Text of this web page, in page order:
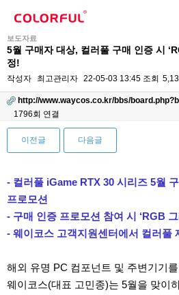
보도자료
5월 구매자 대상, 컬러풀 구매 인증 시
정!
작성자 최고관리자 22-05-03 13:45 조회
http://www.waycos.co.kr/bbs/
1796회 연결
이전글 다음글
- 컬러풀 iGame RTX 30 시리즈 5월
프로모션
- 구매 인증 프로모션 참여 시 ‘RGB
- 웨이코스 고객지원센터에서 컬러풀
해외 유명 PC 컴포넌트 및 주변기기
웨이코스(대표 고민종)는 5월을 맞이